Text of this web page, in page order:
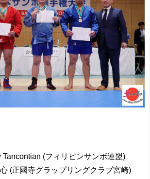
(フィリピンサンボ連盟)
正國寺グラップリングクラブ宮崎)